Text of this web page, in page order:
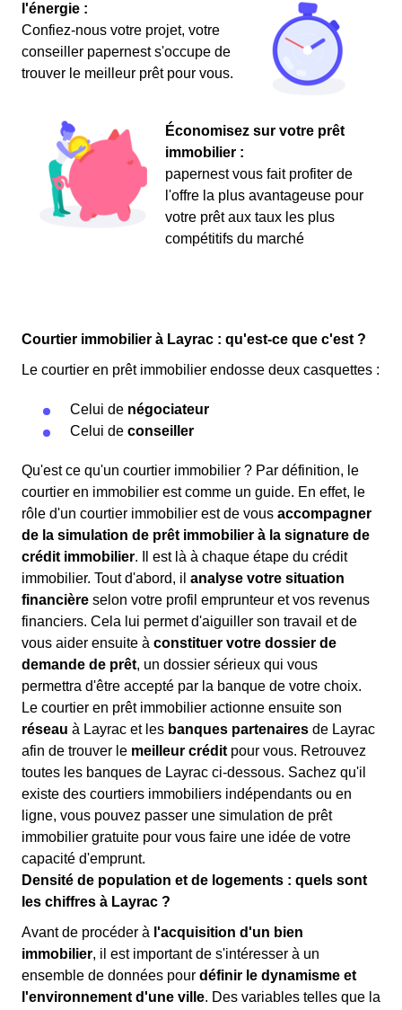
l'énergie :
Confiez-nous votre projet, votre
conseiller papernest s'occupe de
trouver le meilleur prêt pour vous.
Économisez sur votre prêt
immobilier :
papernest vous fait profiter de
l'offre la plus avantageuse pour
votre prêt aux taux les plus
compétitifs du marché
Courtier immobilier à Layrac : qu'est-ce que c'est ?
Le courtier en prêt immobilier endosse deux casquettes :
Celui de négociateur
Celui de conseiller
Qu'est ce qu'un courtier immobilier ? Par définition, le
courtier en immobilier est comme un guide. En effet, le
rôle d'un courtier immobilier est de vous accompagner
de la simulation de prêt immobilier à la signature de
crédit immobilier. Il est là à chaque étape du crédit
immobilier. Tout d'abord, il analyse votre situation
financière selon votre profil emprunteur et vos revenus
financiers. Cela lui permet d'aiguiller son travail et de
vous aider ensuite à constituer votre dossier de
demande de prêt, un dossier sérieux qui vous
permettra d'être accepté par la banque de votre choix.
Le courtier en prêt immobilier actionne ensuite son
réseau à Layrac et les banques partenaires de Layrac
afin de trouver le meilleur crédit pour vous. Retrouvez
toutes les banques de Layrac ci-dessous. Sachez qu'il
existe des courtiers immobiliers indépendants ou en
ligne, vous pouvez passer une simulation de prêt
immobilier gratuite pour vous faire une idée de votre
capacité d'emprunt.
Densité de population et de logements : quels sont
les chiffres à Layrac ?
Avant de procéder à l'acquisition d'un bien
immobilier, il est important de s'intéresser à un
ensemble de données pour définir le dynamisme et
l'environnement d'une ville. Des variables telles que la